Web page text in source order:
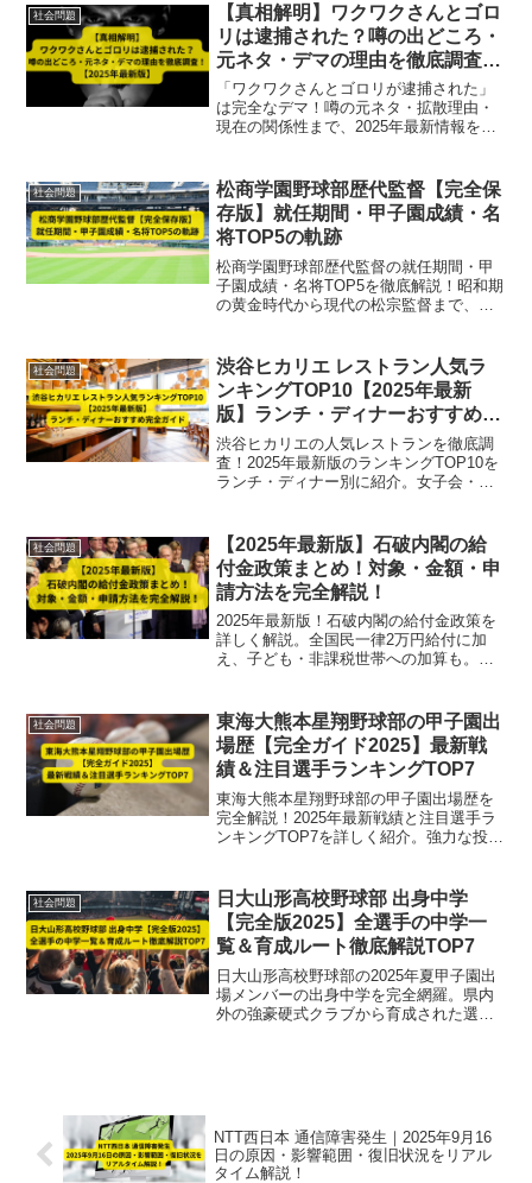
社会問題
【真相解明】ワクワクさんとゴロ
リは逮捕された？噂の出どころ・
元ネタ・デマの理由を徹底調査！
【2025年最新版】
「ワクワクさんとゴロリが逮捕された」
は完全なデマ！噂の元ネタ・拡散理由・
現在の関係性まで、2025年最新情報をも
社会問題
松商学園野球部歴代監督【完全保
存版】就任期間・甲子園成績・名
将TOP5の軌跡
松商学園野球部歴代監督の就任期間・甲
子園成績・名将TOP5を徹底解説！昭和期
の黄金時代から現代の松宗監督まで、強
社会問題
渋谷ヒカリエ レストラン人気ラ
ンキングTOP10【2025年最新
版】ランチ・ディナーおすすめ完
全ガイド
渋谷ヒカリエの人気レストランを徹底調
査！2025年最新版のランキングTOP10を
ランチ・ディナー別に紹介。女子会・デ
社会問題
【2025年最新版】石破内閣の給
付金政策まとめ！対象・金額・申
請方法を完全解説！
2025年最新版！石破内閣の給付金政策を
詳しく解説。全国民一律2万円給付に加
え、子ども・非課税世帯への加算も。申
社会問題
東海大熊本星翔野球部の甲子園出
場歴【完全ガイド2025】最新戦
績＆注目選手ランキングTOP7
東海大熊本星翔野球部の甲子園出場歴を
完全解説！2025年最新戦績と注目選手ラ
ンキングTOP7を詳しく紹介。強力な投手
社会問題
日大山形高校野球部 出身中学
【完全版2025】全選手の中学一
覧＆育成ルート徹底解説TOP7
日大山形高校野球部の2025年夏甲子園出
場メンバーの出身中学を完全網羅。県内
外の強豪硬式クラブから育成された選手
NTT西日本 通信障害発生｜2025年9月16
日の原因・影響範囲・復旧状況をリアル
タイム解説！